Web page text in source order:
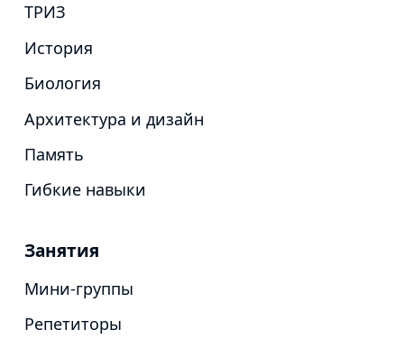
ТРИЗ
История
Биология
Архитектура и дизайн
Память
Гибкие навыки
Занятия
Мини-группы
Репетиторы